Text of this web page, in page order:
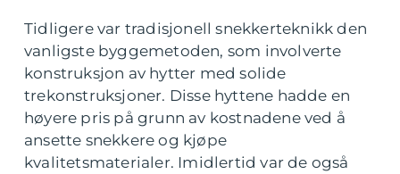
Tidligere var tradisjonell snekkerteknikk den
vanligste byggemetoden, som involverte
konstruksjon av hytter med solide
trekonstruksjoner. Disse hyttene hadde en
høyere pris på grunn av kostnadene ved å
ansette snekkere og kjøpe
kvalitetsmaterialer. Imidlertid var de også